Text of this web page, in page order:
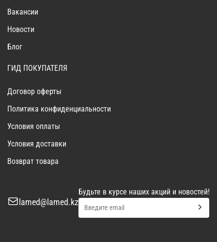
Вакансии
Новости
Блог
ГИД ПОКУПАТЕЛЯ
Договор оферты
Политика конфиденциальности
Условия оплаты
Условия доставки
Возврат товара
lamed@lamed.kz
Будьте в курсе наших акций и новостей!